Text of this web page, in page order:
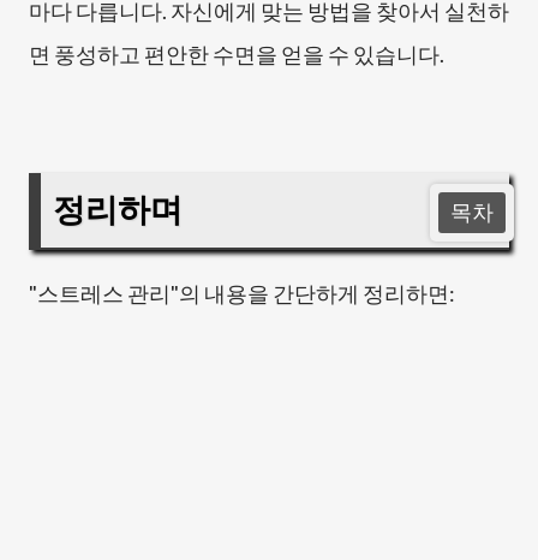
마다 다릅니다. 자신에게 맞는 방법을 찾아서 실천하
면 풍성하고 편안한 수면을 얻을 수 있습니다.
정리하며
"스트레스 관리"의 내용을 간단하게 정리하면:
목차